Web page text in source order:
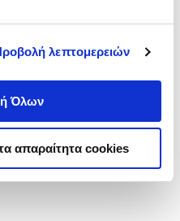
λεπτομερειών
Όλων
απαραίτητα cookies